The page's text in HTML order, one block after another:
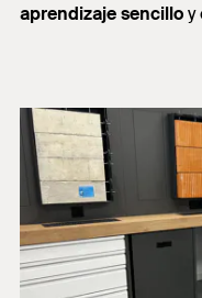
aprendizaje sencilloy